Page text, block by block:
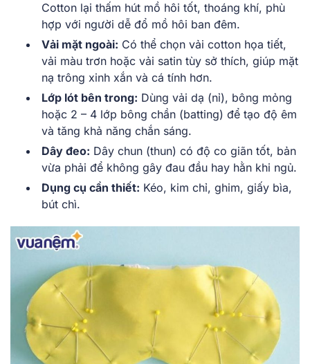
Cotton lại thấm hút mồ hôi tốt, thoáng khí, phù
hợp với người dễ đổ mồ hôi ban đêm.
Vải mặt ngoài: Có thể chọn vải cotton họa tiết,
vải màu trơn hoặc vải satin tùy sở thích, giúp mặt
nạ trông xinh xắn và cá tính hơn.
Lớp lót bên trong: Dùng vải dạ (nỉ), bông mỏng
hoặc 2 – 4 lớp bông chần (batting) để tạo độ êm
và tăng khả năng chắn sáng.
Dây đeo: Dây chun (thun) có độ co giãn tốt, bản
vừa phải để không gây đau đầu hay hằn khi ngủ.
Dụng cụ cần thiết: Kéo, kim chỉ, ghim, giấy bìa,
bút chì.